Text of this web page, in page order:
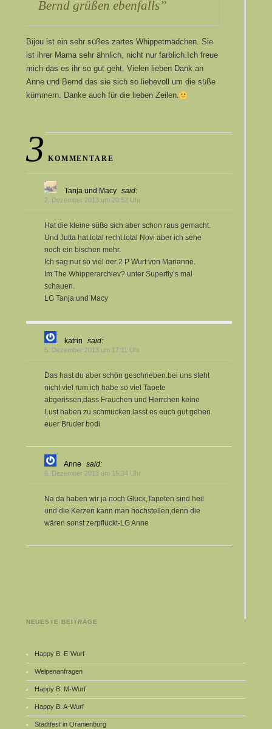
Bernd grüßen ebenfalls
Bijou ist ein sehr süßes zartes Whippetmädchen. Sie
ist ihrer Mama sehr ähnlich, nicht nur farblich.Ich freue
mich das es ihr so gut geht. Vielen lieben Dank an
Anne und Bernd das sie sich so liebevoll um die süße
kümmern. Danke auch für die lieben Zeilen.
3 KOMMENTARE
Tanja und Macy said:
2. Dezember 2013 um 20:52 Uhr
Hat die kleine süße sich aber schon raus gemacht.
Und Jutta hat total recht total Novi aber ich sehe
noch ein bischen mehr.
Ich sag nur so viel der 2 P Wurf von Marianne.
Im The Whipperarchiev? unter Superfly’s mal
schauen.
LG Tanja und Macy
katrin said:
5. Dezember 2013 um 17:11 Uhr
Das hast du aber schön geschrieben.bei uns steht
nicht viel rum.ich habe so viel Tapete
abgerissen,dass Frauchen und Herrchen keine
Lust haben zu schmücken.lasst es euch gut gehen
euer Bruder bodi
Anne said:
6. Dezember 2013 um 15:34 Uhr
Na da haben wir ja noch Glück,Tapeten sind heil
und die Kerzen kann man hochstellen,denn die
wären sonst zerpflückt-LG Anne
NEUESTE BEITRÄGE
Happy B. E-Wurf
Welpenanfragen
Happy B. M-Wurf
Happy B. A-Wurf
Stadtfest in Oranienburg